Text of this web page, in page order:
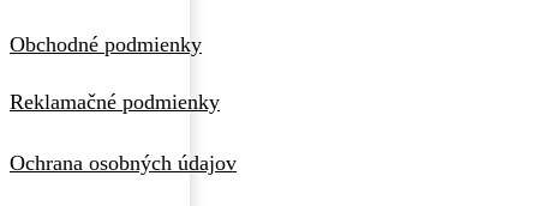
Obchodné podmienky
Reklamačné podmienky
Ochrana osobných údajov